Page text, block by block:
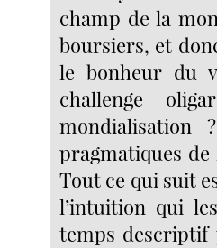
champ de la
boursiers, et
le bonheur du
challenge
mondialisation
pragmatiques
Tout ce qui suit
l’intuition qui
temps descriptif